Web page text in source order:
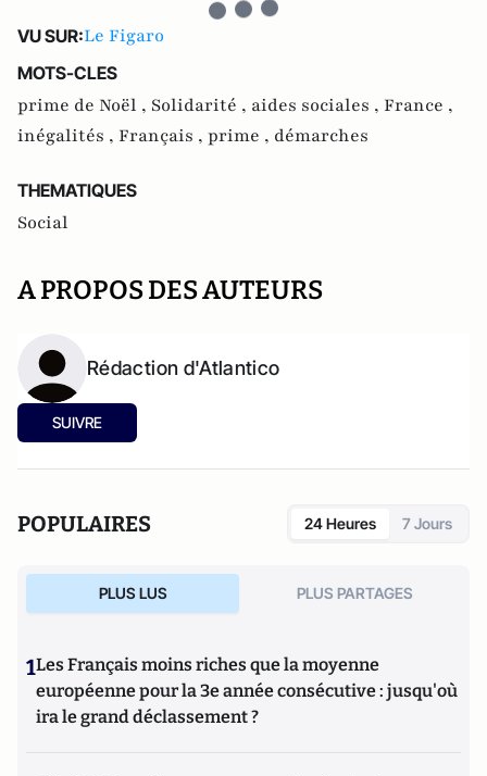
VU SUR:Le Figaro
MOTS-CLES
prime de Noël , Solidarité , aides sociales , France ,
inégalités , Français , prime , démarches
THEMATIQUES
Social
A PROPOS DES AUTEURS
Rédaction d'Atlantico
SUIVRE
POPULAIRES 24 Heures 7 Jours
PLUS LUS PLUS PARTAGES
1Les Français moins riches que la moyenne
européenne pour la 3e année consécutive : jusqu'où
ira le grand déclassement ?